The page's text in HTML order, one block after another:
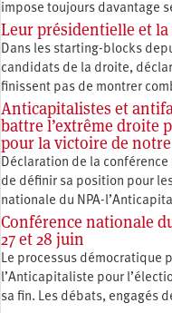
impose toujours davantage
Leur présidentielle et
Dans les starting-blocks
candidats de la droite,
finissent pas de montrer
Anticapitalistes et
battre l’extrême droite
pour la victoire de
Déclaration de la
de définir sa position pour
nationale du NPA-
Conférence nationale
27 et 28 juin
Le processus démocratique
l’Anticapitaliste pour
sa fin. Les débats, engagés